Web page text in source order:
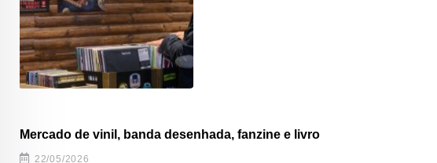
Mercado de vinil, banda desenhada, fanzine e livro
22/05/2026